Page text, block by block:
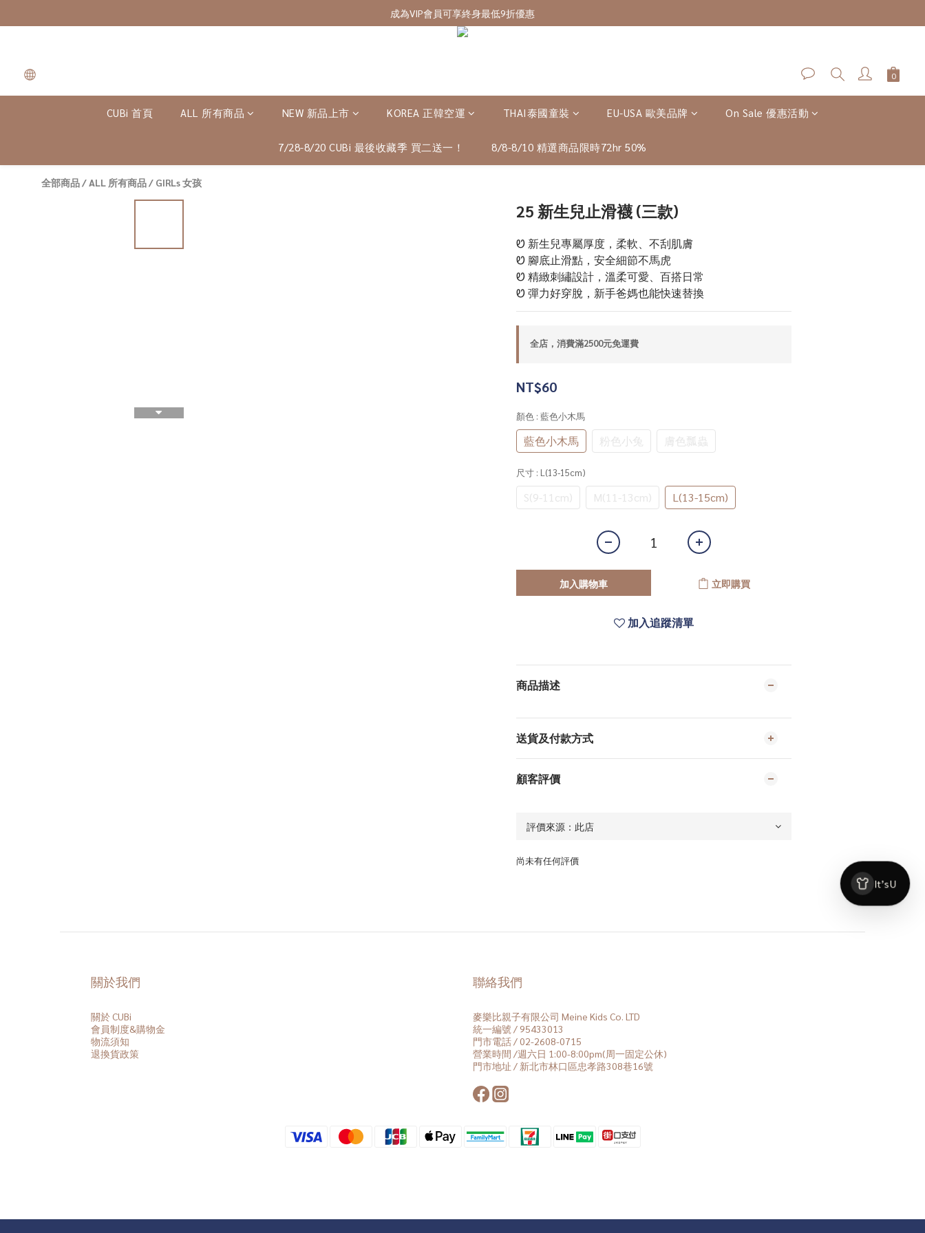
7/28-8/20 CUBi 收藏季全館買二送一
成為VIP會員可享終身最低9折優惠
7/28-8/20 CUBi 收藏季全館買二送一
CUBi 首頁 ALL 所有商品 NEW 新品上市 KOREA 正韓空運 THAI泰國童裝 EU-USA 歐美品牌 On Sale 優惠活動
7/28-8/20 CUBi 最後收藏季 買二送一！ 8/8-8/10 精選商品限時72hr 50%
全部商品/ALL 所有商品/ GIRLs 女孩
25 新生兒止滑襪 (三款)
Ꮼ 新生兒專屬厚度，柔軟、不刮肌膚
Ꮼ 腳底止滑點，安全細節不馬虎
Ꮼ 精緻刺繡設計，溫柔可愛、百搭日常
Ꮼ 彈力好穿脫，新手爸媽也能快速替換
全店，消費滿2500元免運費
NT$60
顏色 : 藍色小木馬
藍色小木馬 粉色小兔 膚色瓢蟲
尺寸 : L(13-15cm)
S(9-11cm) M(11-13cm) L(13-15cm)
加入購物車 立即購買
加入追蹤清單
商品描述
送貨及付款方式
顧客評價
尚未有任何評價
關於我們
關於 CUBi
會員制度&購物金
物流須知
退換貨政策
聯絡我們
麥樂比親子有限公司 Meine Kids Co. LTD
統一編號 / 95433013
門市電話 / 02-2608-0715
營業時間 /週六日 1:00-8:00pm(周一固定公休)
門市地址 / 新北市林口區忠孝路308巷16號